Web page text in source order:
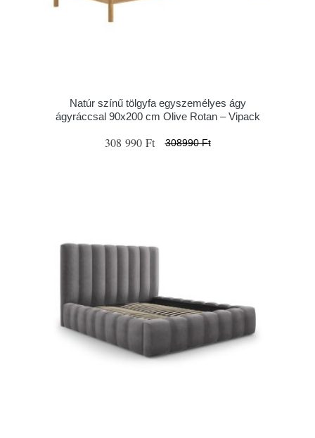
Natúr színű tölgyfa egyszemélyes ágy
ágyráccsal 90x200 cm Olive Rotan – Vipack
308 990 Ft 308990 Ft